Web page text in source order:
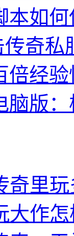
本如
传奇
倍经
脑版
奇里
大作